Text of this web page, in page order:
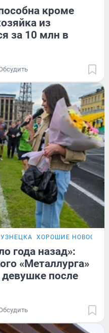
кроме
из
за 10 млн в
ХОРОШИЕ НОВОСТИ
года назад»:
«Металлурга»
после